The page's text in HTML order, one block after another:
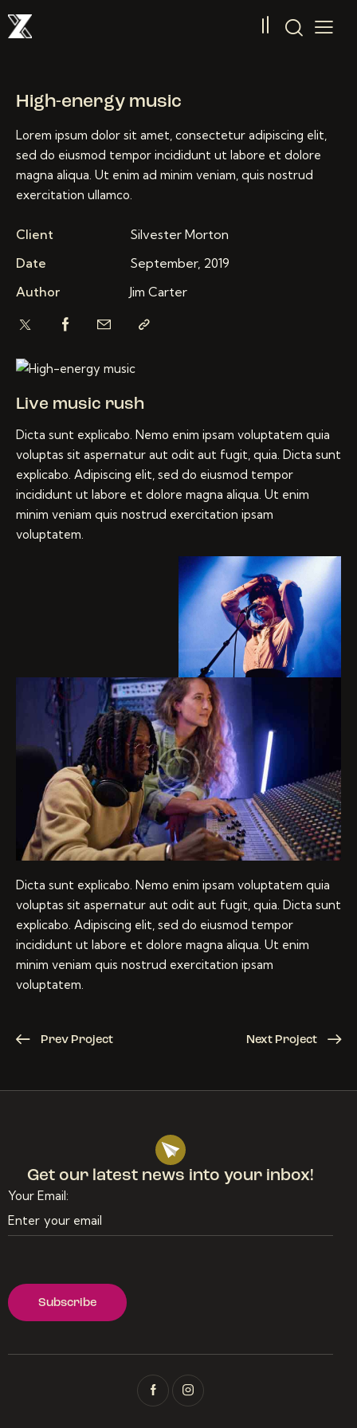
High-energy music
Live music rush
Dicta sunt explicabo. Nemo enim ipsam voluptatem quia
voluptas sit aspernatur aut odit aut fugit, quia. Dicta sunt
explicabo. Adipiscing elit, sed do eiusmod tempor
incididunt ut labore et dolore magna aliqua. Ut enim
minim veniam quis nostrud exercitation ipsam
voluptatem.
Dicta sunt explicabo. Nemo enim ipsam voluptatem quia
voluptas sit aspernatur aut odit aut fugit, quia. Dicta sunt
explicabo. Adipiscing elit, sed do eiusmod tempor
incididunt ut labore et dolore magna aliqua. Ut enim
minim veniam quis nostrud exercitation ipsam
voluptatem.
Lorem ipsum dolor sit amet, consectetur adipiscing elit,
sed do eiusmod tempor incididunt ut labore et dolore
magna aliqua. Ut enim ad minim veniam, quis nostrud
exercitation ullamco.
Client
Silvester Morton
Date
September, 2019
Author
Jim Carter
Prev Project Next Project
Get our latest news into your inbox!
Your Email: